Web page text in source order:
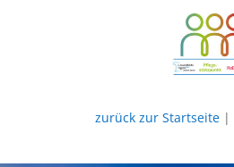
zurück zur Startseite|